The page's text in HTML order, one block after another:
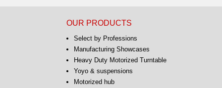
OUR PRODUCTS
Select by Professions
Manufacturing Showcases
Heavy Duty Motorized Turntable
Yoyo & suspensions
Motorized hub